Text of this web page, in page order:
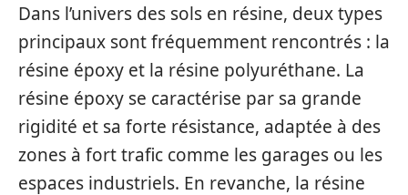
Dans l’univers des sols en résine, deux types
principaux sont fréquemment rencontrés : la
résine époxy et la résine polyuréthane. La
résine époxy se caractérise par sa grande
rigidité et sa forte résistance, adaptée à des
zones à fort trafic comme les garages ou les
espaces industriels. En revanche, la résine